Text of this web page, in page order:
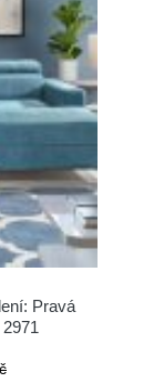
Pravá